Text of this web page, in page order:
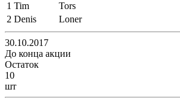
1 Tim
Tors
2 Denis Loner
30.10.2017
До конца акции
Остаток
10
шт